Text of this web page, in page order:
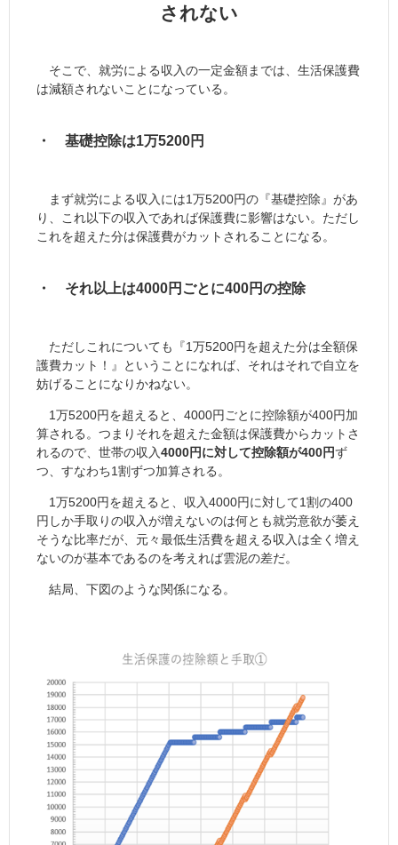
されない
そこで、就労による収入の一定金額までは、生活保護費
は減額されないことになっている。
・ 基礎控除は1万5200円
まず就労による収入には1万5200円の『基礎控除』があ
り、これ以下の収入であれば保護費に影響はない。ただし
これを超えた分は保護費がカットされることになる。
・ それ以上は4000円ごとに400円の控除
ただしこれについても『1万5200円を超えた分は全額保
護費カット！』ということになれば、それはそれで自立を
妨げることになりかねない。
1万5200円を超えると、4000円ごとに控除額が400円加
算される。つまりそれを超えた金額は保護費からカットさ
れるので、世帯の収入4000円に対して控除額が400円ず
つ、すなわち1割ずつ加算される。
1万5200円を超えると、収入4000円に対して1割の400
円しか手取りの収入が増えないのは何とも就労意欲が萎え
そうな比率だが、元々最低生活費を超える収入は全く増え
ないのが基本であるのを考えれば雲泥の差だ。
結局、下図のような関係になる。